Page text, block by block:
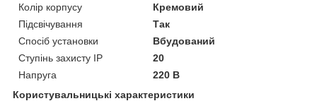
Колір корпусу
Кремовий
Підсвічування
Так
Спосіб установки
Вбудований
Ступінь захисту IP
20
Напруга
220 В
Користувальницькі характеристики